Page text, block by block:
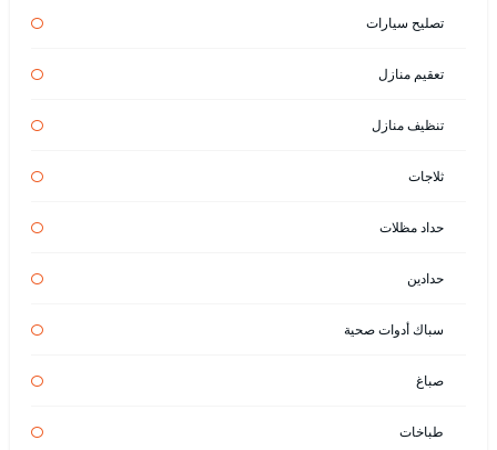
تصليح سيارات
تعقيم منازل
تنظيف منازل
ثلاجات
حداد مظلات
حدادين
سباك أدوات صحية
صباغ
طباخات